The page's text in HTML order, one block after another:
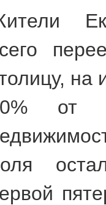
на
от